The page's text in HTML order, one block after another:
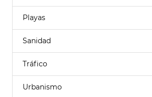
Playas
Sanidad
Tráfico
Urbanismo